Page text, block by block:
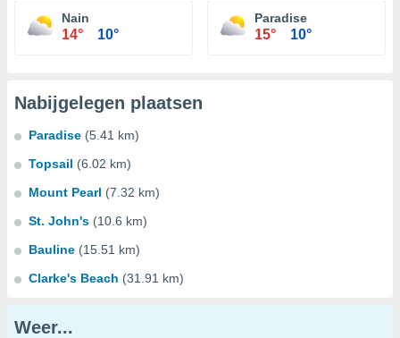
Nain
14° 10°
Paradise
15° 10°
Nabijgelegen plaatsen
Paradise (5.41 km)
Topsail (6.02 km)
Mount Pearl (7.32 km)
St. John's (10.6 km)
Bauline (15.51 km)
Clarke's Beach (31.91 km)
Weer...